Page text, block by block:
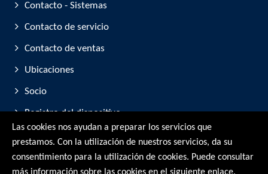
Contacto - Sistemas
Contacto de servicio
Contacto de ventas
Ubicaciones
Socio
Registro del dispositivo
Participación en ferias comerciales
Las cookies nos ayudan a preparar los servicios que
prestamos. Con la utilización de nuestros servicios, da su
consentimiento para la utilización de cookies. Puede consultar